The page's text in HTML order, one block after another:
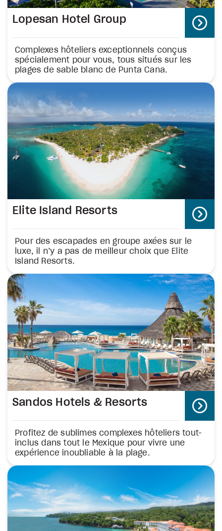
Lopesan Hotel Group
Complexes hôteliers exceptionnels conçus
spécialement pour vous, tous situés sur les
plages de sable blanc de Punta Cana.
Elite Island Resorts
Pour des escapades en groupe axées sur le
luxe, il n’y a pas de meilleur choix que Elite
Island Resorts.
Sandos Hotels & Resorts
Profitez de sublimes complexes hôteliers tout-
inclus dans tout le Mexique pour vivre une
expérience inoubliable à la plage.